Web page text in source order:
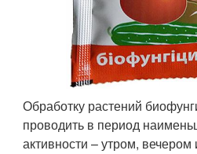
Обработку растений
проводить в период
активности – утром,